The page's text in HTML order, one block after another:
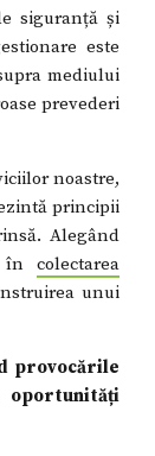
siguranță și
este
mediului
prevederi
noastre,
principii
Alegând
în colectarea
unui
provocările
oportunități